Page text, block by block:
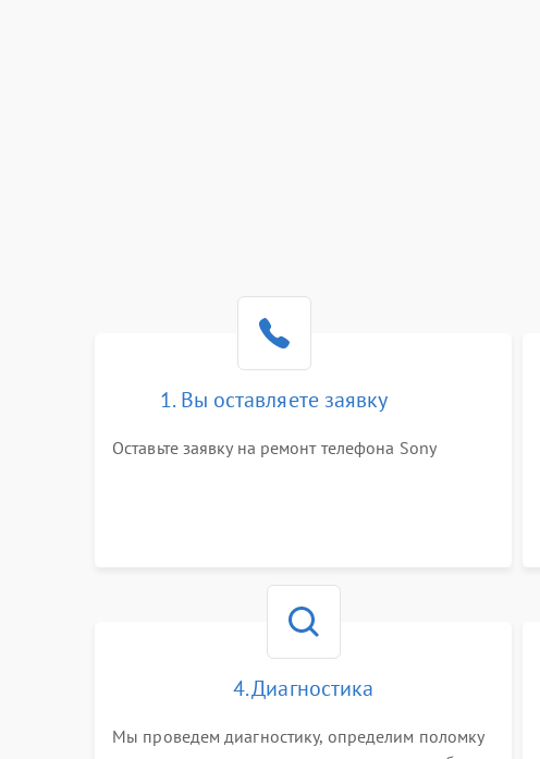
1. Вы оставляете заявку
Оставьте заявку на ремонт телефона Sony
4. Диагностика
Мы проведем диагностику, определим поломку